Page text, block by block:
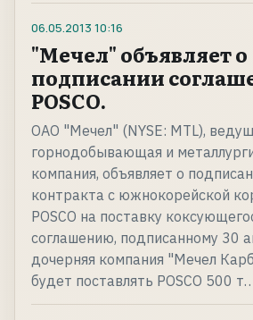
06.05.2013 10:16
"Мечел" объявляет о
подписании
POSCO.
ОАО "Мечел" (NYSE: MTL),
горнодобывающая и
компания, объявляет о
контракта с южнокорейской
POSCO на поставку
соглашению, подписанному 30
дочерняя компания "Мечел
будет поставлять POSCO 500